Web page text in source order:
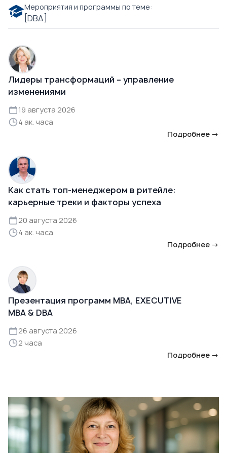
Мероприятия и программы по теме:
[DBA]
Лидеры трансформаций – управление
изменениями
19 августа 2026
4 ак. часа
Подробнее →
Как стать топ-менеджером в ритейле:
карьерные треки и факторы успеха
20 августа 2026
4 ак. часа
Подробнее →
Презентация программ MBA, EXECUTIVE
MBA & DBA
26 августа 2026
2 часа
Подробнее →